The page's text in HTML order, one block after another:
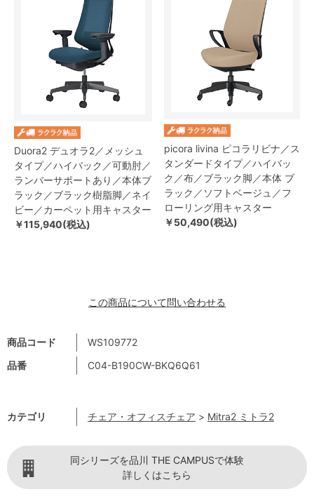
商品コード
WS109772
品番
C04-B190CW-BKQ6Q61
カテゴリ チェア・オフィスチェア > Mitra2 ミトラ2
Duora2 デュオラ2／メッシュ
タイプ／ハイバック／可動肘／
ランバーサポートあり／本体ブ
ラック／ブラック樹脂脚／ネイ
ビー／カーペット用キャスター
￥115,940(税込)
picora livina ピコラリビナ／ス
タンダードタイプ／ハイバッ
ク／布／ブラック脚／本体 ブ
ラック／ソフトベージュ／フ
ローリング用キャスター
￥50,490(税込)
この商品について問い合わせる
同シリーズを品川 THE CAMPUSで体験
詳しくはこちら